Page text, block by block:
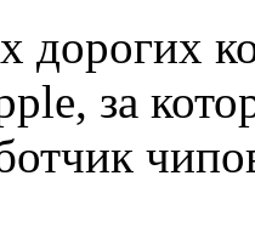
дорогих
за